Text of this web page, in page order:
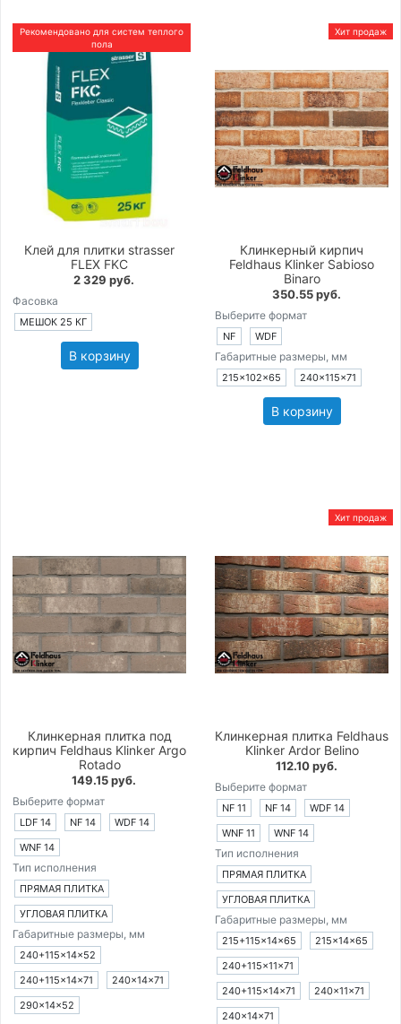
Рекомендовано для систем теплого
пола
Клей для плитки strasser
FLEX FKC
2 329 руб.
Фасовка
МЕШОК 25 КГ
В корзину
Хит продаж
Клинкерный кирпич
Feldhaus Klinker Sabioso
Binaro
350.55 руб.
Выберите формат
NF WDF
Габаритные размеры, мм
215×102×65 240×115×71
В корзину
Клинкерная плитка под
кирпич Feldhaus Klinker Argo
Rotado
149.15 руб.
Выберите формат
LDF 14 NF 14
WDF 14
WNF 14
Тип исполнения
ПРЯМАЯ ПЛИТКА
УГЛОВАЯ ПЛИТКА
Габаритные размеры, мм
240+115×14×52
240+115×14×71
240×14×71
290×14×52
Хит продаж
Клинкерная плитка Feldhaus
Klinker Ardor Belino
112.10 руб.
Выберите формат
NF 11 NF 14
WDF 14
WNF 11
WNF 14
Тип исполнения
ПРЯМАЯ ПЛИТКА
УГЛОВАЯ ПЛИТКА
Габаритные размеры, мм
215+115×14×65
215×14×65
240+115×11×71
240+115×14×71
240×11×71
240×14×71